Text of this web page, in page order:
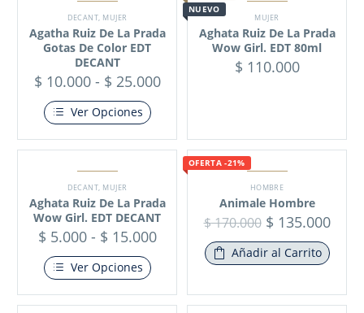
DECANT, MUJER
Agatha Ruiz De La Prada
Gotas De Color EDT
DECANT
$ 10.000 - $ 25.000
Ver Opciones
NUEVO
MUJER
Aghata Ruiz De La Prada
Wow Girl. EDT 80ml
$ 110.000
DECANT, MUJER
Aghata Ruiz De La Prada
Wow Girl. EDT DECANT
$ 5.000 - $ 15.000
Ver Opciones
OFERTA -21%
HOMBRE
Animale Hombre
$170.000 $ 135.000
Añadir al Carrito